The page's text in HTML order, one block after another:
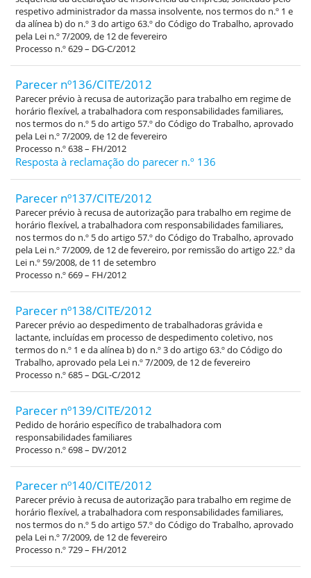
respetivo administrador da massa insolvente, nos termos do n.º 1 e
da alínea b) do n.º 3 do artigo 63.º do Código do Trabalho, aprovado
pela Lei n.º 7/2009, de 12 de fevereiro
Processo n.º 629 – DG-C/2012
Parecer nº136/CITE/2012
Parecer prévio à recusa de autorização para trabalho em regime de
horário flexível, a trabalhadora com responsabilidades familiares,
nos termos do n.º 5 do artigo 57.º do Código do Trabalho, aprovado
pela Lei n.º 7/2009, de 12 de fevereiro
Processo n.º 638 – FH/2012
Resposta à reclamação do parecer n.º 136
Parecer nº137/CITE/2012
Parecer prévio à recusa de autorização para trabalho em regime de
horário flexível, a trabalhadora com responsabilidades familiares,
nos termos do n.º 5 do artigo 57.º do Código do Trabalho, aprovado
pela Lei n.º 7/2009, de 12 de fevereiro, por remissão do artigo 22.º da
Lei n.º 59/2008, de 11 de setembro
Processo n.º 669 – FH/2012
Parecer nº138/CITE/2012
Parecer prévio ao despedimento de trabalhadoras grávida e
lactante, incluídas em processo de despedimento coletivo, nos
termos do n.º 1 e da alínea b) do n.º 3 do artigo 63.º do Código do
Trabalho, aprovado pela Lei n.º 7/2009, de 12 de fevereiro
Processo n.º 685 – DGL-C/2012
Parecer nº139/CITE/2012
Pedido de horário específico de trabalhadora com
responsabilidades familiares
Processo n.º 698 – DV/2012
Parecer nº140/CITE/2012
Parecer prévio à recusa de autorização para trabalho em regime de
horário flexível, a trabalhadora com responsabilidades familiares,
nos termos do n.º 5 do artigo 57.º do Código do Trabalho, aprovado
pela Lei n.º 7/2009, de 12 de fevereiro
Processo n.º 729 – FH/2012